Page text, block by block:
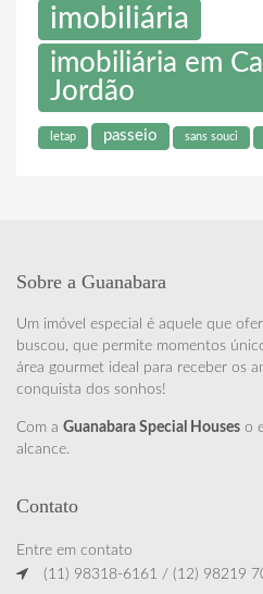
imobiliária
imobiliária em
Jordão
letap passeio sans souci
Sobre a Guanabara
Um imóvel especial é aquele que
buscou, que permite momentos
área gourmet ideal para receber os
conquista dos sonhos!
Com a Guanabara Special Houses o
alcance.
Contato
Entre em contato
(11) 98318-6161 / (12) 98219